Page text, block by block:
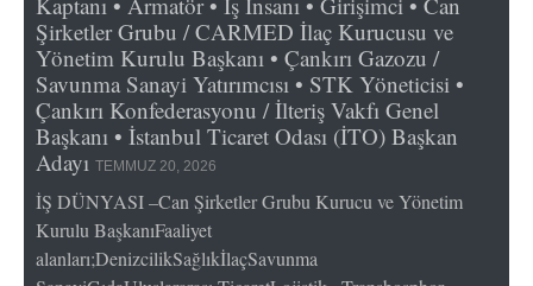
Şirketler Grubu / CARMED İlaç Kurucusu ve
Yönetim Kurulu Başkanı • Çankırı Gazozu /
Savunma Sanayi Yatırımcısı • STK Yöneticisi •
Çankırı Konfederasyonu / İlteriş Vakfı Genel
Başkanı • İstanbul Ticaret Odası (İTO) Başkan
Adayı TEMMUZ 20, 2026
İŞ DÜNYASI –Can Şirketler Grubu Kurucu ve Yönetim
Kurulu BaşkanıFaaliyet
alanları;DenizcilikSağlıkİlaçSavunma